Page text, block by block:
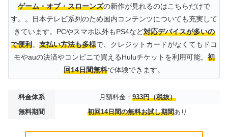
ゲーム・オブ・スローンズの新作が見れるのはこちらだけで
す。。日本テレビ系列のため国内コンテンツについても充実して
きています。PCやスマホ以外もPS4など対応デバイスが多いの
で便利。 支払い方法も多様で、クレジットカードがなくてもドコ
モやauの決済やコンビニで買えるHuluチケットを利用可能。 初
回14日間無料で体験できます。
料金体系 月額料金： 933円（税抜）
無料期間
初回14日間の無料お試し期間あり